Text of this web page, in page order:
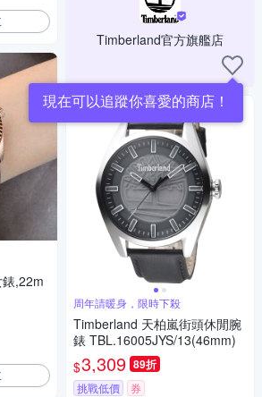
,22m
Timberland官方旗艦店
現在可以追蹤你喜愛的商店！
周年請暖身，限時下殺
Timberland 天柏嵐街頭休閒腕
錶 TBL.16005JYS/13(46mm)
$3,309 89折
挑戰低價 券